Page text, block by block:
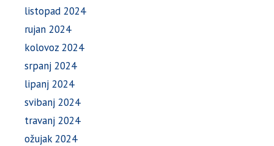
listopad 2024
rujan 2024
kolovoz 2024
srpanj 2024
lipanj 2024
svibanj 2024
travanj 2024
ožujak 2024